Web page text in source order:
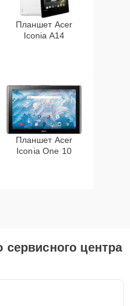
Планшет Acer
Iconia A14
Планшет Acer
Iconia One 10
центра